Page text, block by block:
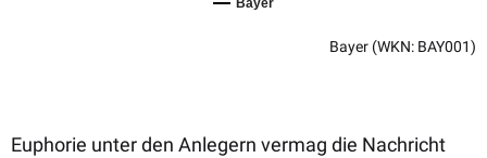
Bayer (WKN: BAY001)
Euphorie unter den Anlegern vermag die Nachricht